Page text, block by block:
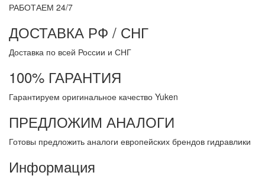
РАБОТАЕМ 24/7
ДОСТАВКА РФ / СНГ
Доставка по всей России и СНГ
100% ГАРАНТИЯ
Гарантируем оригинальное качество Yuken
ПРЕДЛОЖИМ АНАЛОГИ
Готовы предложить аналоги европейских брендов гидравлики
Информация